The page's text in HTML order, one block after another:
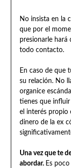
No insista en la
que por el
presionarle hará
todo contacto.
En caso de que
su relación. No
organice
tienes que influir
el interés propio
dinero de la ex
Una vez que te
abordar. Es